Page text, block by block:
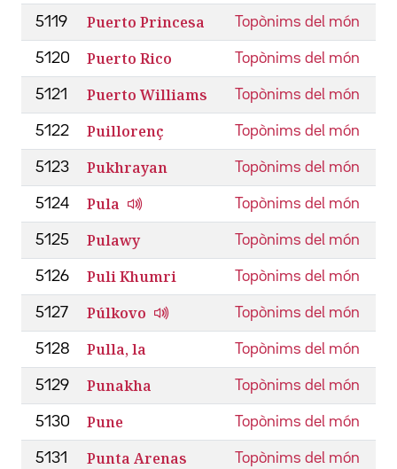
5119 Puerto Princesa Topònims del món
5120 Puerto Rico Topònims del món
5121 Puerto Williams Topònims del món
5122 Puillorenç Topònims del món
5123 Pukhrayan Topònims del món
5124 Pula Topònims del món
5125 Pulawy Topònims del món
5126 Puli Khumri Topònims del món
5127 Púlkovo Topònims del món
5128 Pulla, la Topònims del món
5129 Punakha Topònims del món
5130 Pune Topònims del món
5131 Punta Arenas Topònims del món